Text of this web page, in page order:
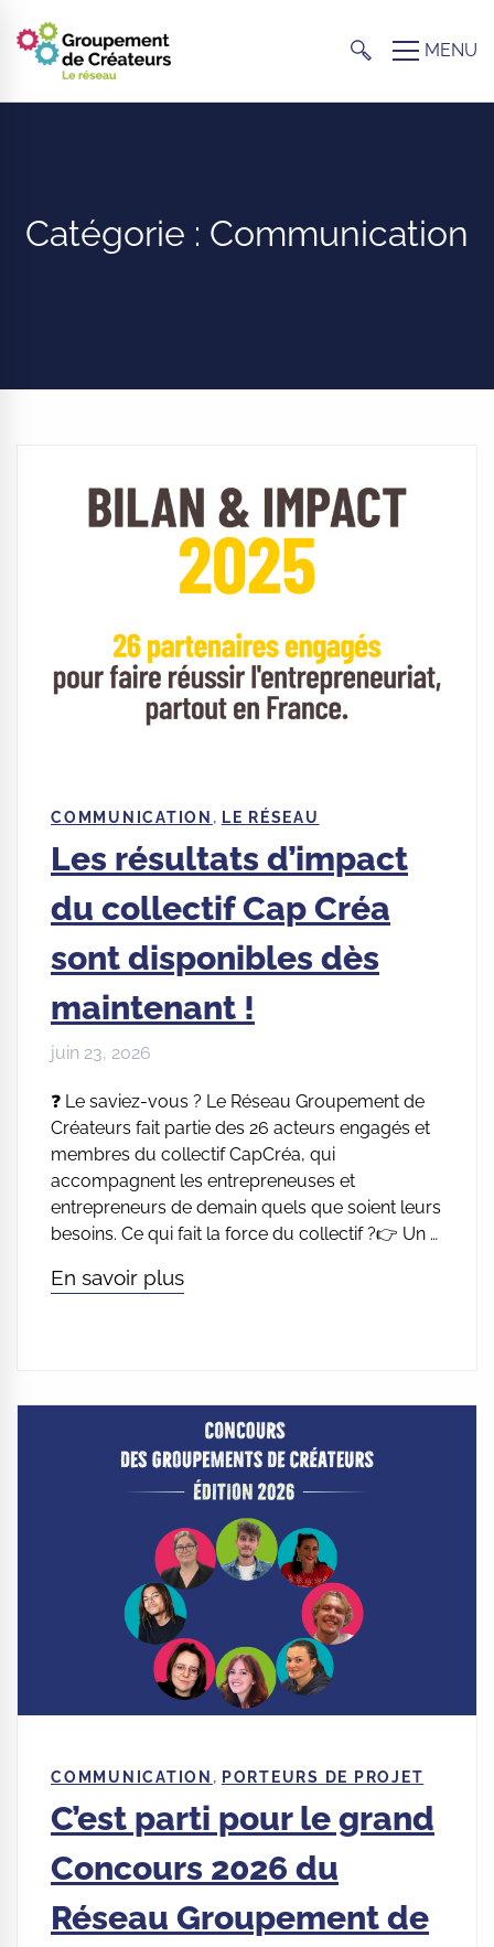
Catégorie : Communication
COMMUNICATION , LE RÉSEAU
Les résultats d’impact
du collectif Cap Créa
sont disponibles dès
maintenant !
juin 23, 2026
❓ Le saviez-vous ? Le Réseau Groupement de
Créateurs fait partie des 26 acteurs engagés et
membres du collectif CapCréa, qui
accompagnent les entrepreneuses et
entrepreneurs de demain quels que soient leurs
besoins. Ce qui fait la force du collectif ?👉 Un …
En savoir plus
COMMUNICATION , PORTEURS DE PROJET
C’est parti pour le grand
Concours 2026 du
Réseau Groupement de